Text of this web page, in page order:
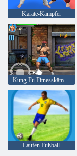
Karate-Kämpfer
Laufen Fußball